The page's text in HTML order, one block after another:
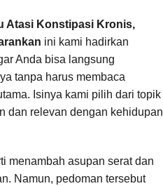
Atasi Konstipasi Kronis,
ini kami hadirkan
Anda bisa langsung
tanpa harus membaca
Isinya kami pilih dari topik
dan relevan dengan kehidupan
menambah asupan serat dan
Namun, pedoman tersebut